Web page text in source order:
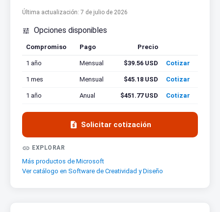
Última actualización: 7 de julio de 2026
 Opciones disponibles
Compromiso Pago Precio
1 año
Mensual $39.56 USD Cotizar
1 mes Mensual $45.18 USD Cotizar
1 año Anual $451.77 USD Cotizar
 Solicitar cotización
 EXPLORAR
Más productos de Microsoft
Ver catálogo en Software de Creatividad y Diseño